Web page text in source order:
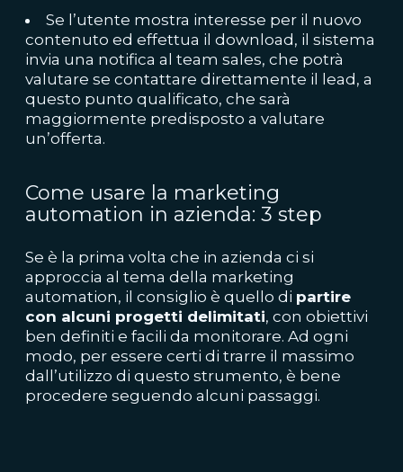
Se l’utente mostra interesse per il nuovo
contenuto ed effettua il download, il sistema
invia una notifica al team sales, che potrà
valutare se contattare direttamente il lead, a
questo punto qualificato, che sarà
maggiormente predisposto a valutare
un’offerta.
Come usare la marketing
automation in azienda: 3 step
Se è la prima volta che in azienda ci si
approccia al tema della marketing
automation, il consiglio è quello di partire
con alcuni progetti delimitati, con obiettivi
ben definiti e facili da monitorare. Ad ogni
modo, per essere certi di trarre il massimo
dall’utilizzo di questo strumento, è bene
procedere seguendo alcuni passaggi.